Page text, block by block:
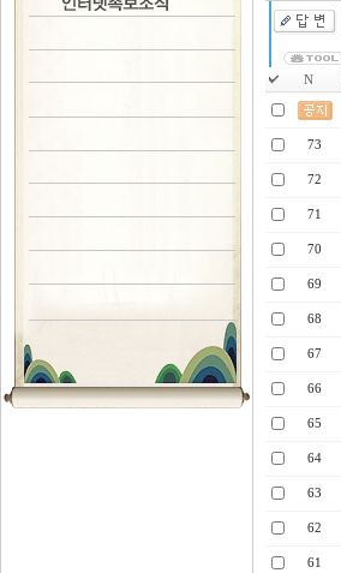
N
73
72
71
70
69
68
67
66
65
64
63
62
61